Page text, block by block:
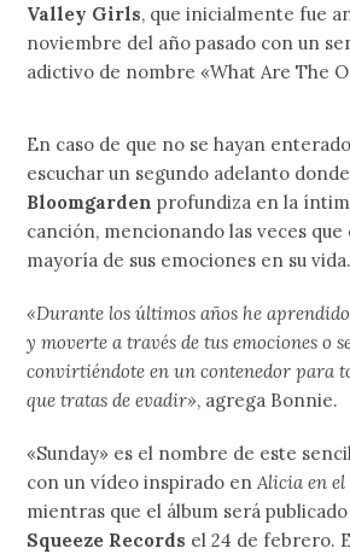
Valley Girls, que inicialmente fue
noviembre del año pasado con un
adictivo de nombre «What Are The
En caso de que no se hayan
escuchar un segundo adelanto donde
Bloomgarden profundiza en la
canción, mencionando las veces
mayoría de sus emociones en su vida.
«Durante los últimos años he
y moverte a través de tus emociones o
convirtiéndote en un contenedor para
que tratas de evadir», agrega Bonnie.
«Sunday» es el nombre de este
con un vídeo inspirado en Alicia en
mientras que el álbum será
Squeeze Records el 24 de febrero.